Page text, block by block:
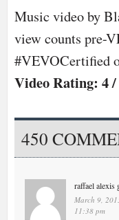
Music video by
view counts pre-
#VEVOCertified
Video Rating: 4 /
450
raffael alexis
March 9,
11:38 pm